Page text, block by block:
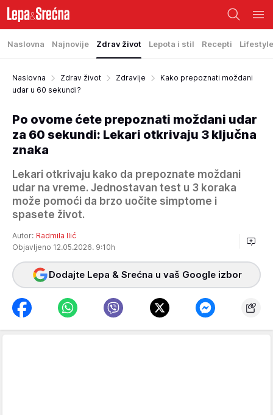
Naslovna Najnovije Zdrav život Lepota i stil Recepti Lifestyle
Naslovna Zdrav život Zdravlje
Kako prepoznati moždani
udar u 60 sekundi?
Po ovome ćete prepoznati moždani udar
za 60 sekundi: Lekari otkrivaju 3 ključna
znaka
Lekari otkrivaju kako da prepoznate moždani
udar na vreme. Jednostavan test u 3 koraka
može pomoći da brzo uočite simptome i
spasete život.
Autor: Radmila Ilić
Objavljeno 12.05.2026. 9:10h
Dodajte Lepa & Srećna u vaš Google izbor